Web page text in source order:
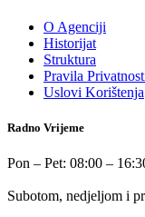
O Agenciji
Historijat
Struktura
Pravila
Uslovi Korištenja
Radno Vrijeme
Pon – Pet: 08:00 –
Subotom, nedjeljom i